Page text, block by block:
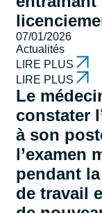
07/01/2026
Actualités
LIRE PLUS
LIRE PLUS
Le
constater
à son
l’examen
pendant
de travail